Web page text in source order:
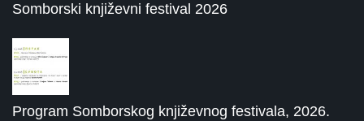
Somborski književni festival 2026
Program Somborskog književnog festivala, 2026.